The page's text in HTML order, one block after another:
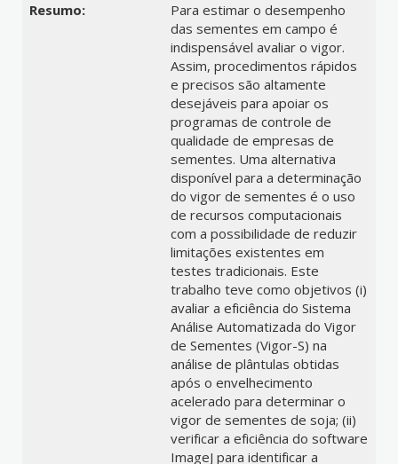
Resumo:
Para estimar o desempenho
das sementes em campo é
indispensável avaliar o vigor.
Assim, procedimentos rápidos
e precisos são altamente
desejáveis para apoiar os
programas de controle de
qualidade de empresas de
sementes. Uma alternativa
disponível para a determinação
do vigor de sementes é o uso
de recursos computacionais
com a possibilidade de reduzir
limitações existentes em
testes tradicionais. Este
trabalho teve como objetivos (i)
avaliar a eficiência do Sistema
Análise Automatizada do Vigor
de Sementes (Vigor-S) na
análise de plântulas obtidas
após o envelhecimento
acelerado para determinar o
vigor de sementes de soja; (ii)
verificar a eficiência do software
ImageJ para identificar a